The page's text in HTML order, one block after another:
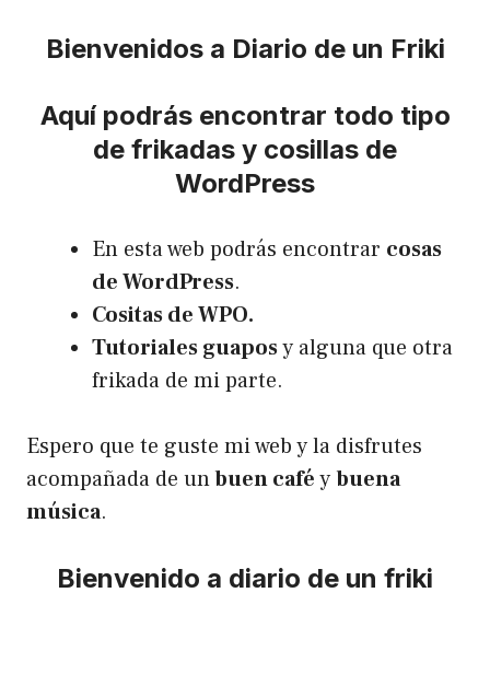
Bienvenidos a Diario de un Friki
Aquí podrás encontrar todo tipo
de frikadas y cosillas de
WordPress
En esta web podrás encontrar cosas
de WordPress.
Cositas de WPO.
Tutoriales guaposy alguna que otra
frikada de mi parte.
Espero que te guste mi web y la disfrutes
acompañada de unbuen caféybuena
música.
Bienvenido a diario de un friki